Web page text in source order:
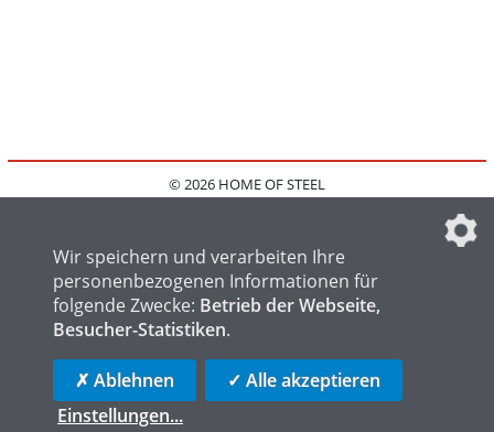
© 2026 HOME OF STEEL
IMPRESSUM
FAQ
DATENSCHUTZEINSTELLUNGEN
HOME OF LOGISTICS
Wir speichern und verarbeiten Ihre
personenbezogenen Informationen für
folgende Zwecke: Betrieb der Webseite,
Besucher-Statistiken.
✗ Ablehnen
✓ Alle akzeptieren
Einstellungen...